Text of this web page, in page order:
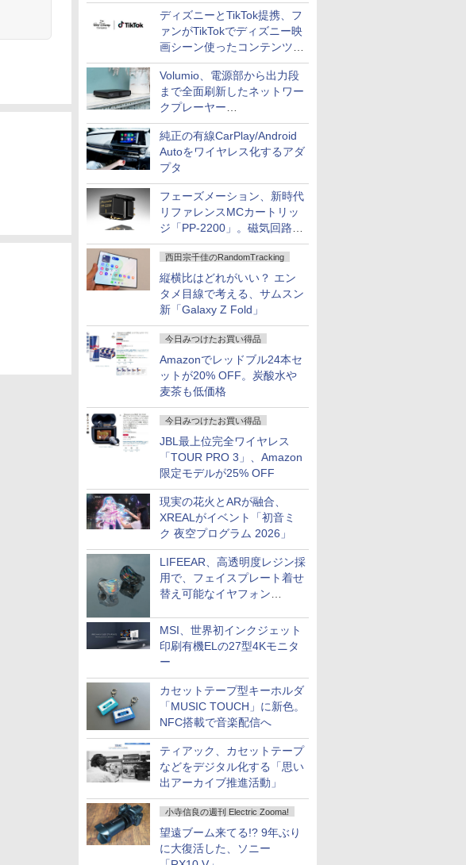
ディズニーとTikTok提携、フ
ァンがTikTokでディズニー映
画シーン使ったコンテンツ制
作、Disney+にも配信
Volumio、電源部から出力段
まで全面刷新したネットワー
クプレーヤー
「Primo（2026）」
純正の有線CarPlay/Android
Autoをワイヤレス化するアダ
プタ
フェーズメーション、新時代
リファレンスMCカートリッ
ジ「PP-2200」。磁気回路や
ハウジングを根本から見直し
西田宗千佳のRandomTracking
縦横比はどれがいい？ エン
タメ目線で考える、サムスン
新「Galaxy Z Fold」
今日みつけたお買い得品
Amazonでレッドブル24本セ
ットが20% OFF。炭酸水や
麦茶も低価格
今日みつけたお買い得品
JBL最上位完全ワイヤレス
「TOUR PRO 3」、Amazon
限定モデルが25% OFF
現実の花火とARが融合、
XREALがイベント「初音ミ
ク 夜空プログラム 2026」
LIFEEAR、高透明度レジン採
用で、フェイスプレート着せ
替え可能なイヤフォン
MSI、世界初インクジェット
印刷有機ELの27型4Kモニタ
ー
カセットテープ型キーホルダ
「MUSIC TOUCH」に新色。
NFC搭載で音楽配信へ
ティアック、カセットテープ
などをデジタル化する「思い
出アーカイブ推進活動」
小寺信良の週刊 Electric Zooma!
望遠ブーム来てる!? 9年ぶり
に大復活した、ソニー